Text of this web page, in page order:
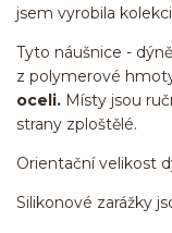
jsem vyrobila
Tyto náušnice -
z polymerové
oceli. Místy jsou
strany zploštělé.
Orientační velikost
Silikonové zarážky